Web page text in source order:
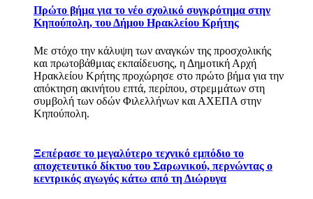
Πρώτο βήμα για το νέο σχολικό συγκρότημα στην
Κηπούπολη, του Δήμου Ηρακλείου Κρήτης
Με στόχο την κάλυψη των αναγκών της προσχολικής
και πρωτοβάθμιας εκπαίδευσης, η Δημοτική Αρχή
Ηρακλείου Κρήτης προχώρησε στο πρώτο βήμα για την
απόκτηση ακινήτου επτά, περίπου, στρεμμάτων στη
συμβολή των οδών Φιλελλήνων και ΑΧΕΠΑ στην
Κηπούπολη.
Ξεπέρασε το μεγαλύτερο τεχνικό εμπόδιο το
αποχετευτικό δίκτυο του Σαρωνικού, περνώντας ο
κεντρικός αγωγός κάτω από τη Διώρυγα